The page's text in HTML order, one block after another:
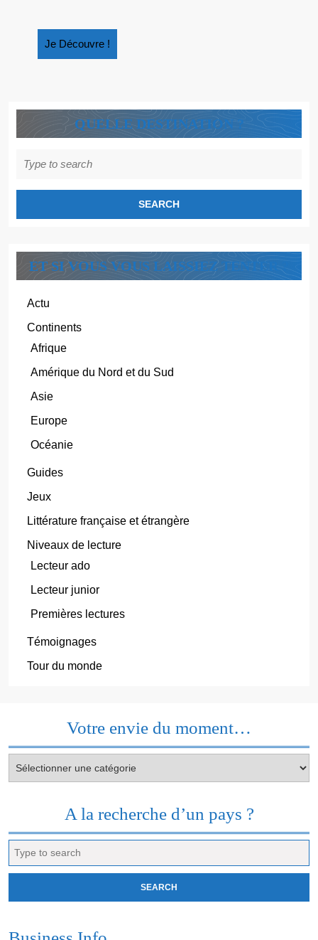
Je Découvre !
Découvre
QUELLE DESTINATION ?
for:
ET SI VOUS VOUS LAISSIEZ TENTER ?
Actu
Continents
Afrique
Amérique du Nord et du Sud
Asie
Europe
Océanie
Guides
Jeux
Littérature française et étrangère
Niveaux de lecture
Lecteur ado
Lecteur junior
Premières lectures
Témoignages
Tour du monde
Votre envie du moment…
envie
A la recherche d’un pays ?
for: